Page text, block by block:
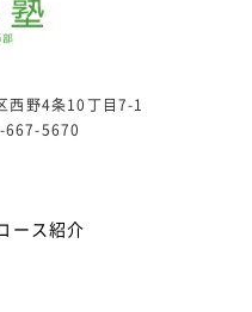
野4条10丁目7-1
667-5670
ース紹介